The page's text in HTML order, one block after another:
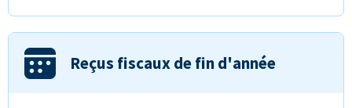
Reçus fiscaux de fin d'année